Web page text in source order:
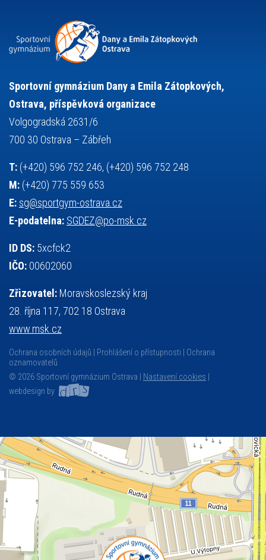
snowboarding
sportovní gymnastika sportovní lezení
stolní tenis střelba
teorie sportovní přípravy
tělesná výchova
událost
volejbal
vybavení vysvědčení vzpírání
výuka všesportovní výcvikový kurz
základy společenských věd
Sportovní gymnázium Dany a Emila Zátopkových,
Ostrava, příspěvková organizace
Volgogradská 2631/6
700 30 Ostrava – Zábřeh
T: (+420) 596 752 246, (+420) 596 752 248
M: (+420) 775 559 653
E: sg@sportgym-ostrava.cz
E-podatelna: SGDEZ@po-msk.cz
ID DS: 5xcfck2
IČO: 00602060
Zřizovatel: Moravskoslezský kraj
28. října 117, 702 18 Ostrava
www.msk.cz
Ochrana osobních údajů Prohlášení o přístupnosti
Ochrana
oznamovatelů
© 2026 Sportovní gymnázium Ostrava |
Nastavení cookies
webdesign by